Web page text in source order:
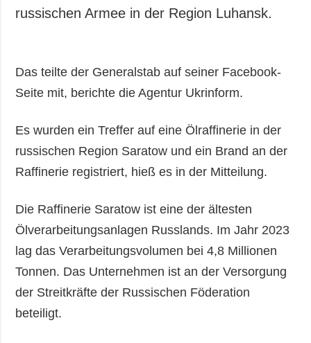
russischen Armee in der Region Luhansk.
Das teilte der Generalstab auf seiner Facebook-
Seite mit, berichte die Agentur Ukrinform.
Es wurden ein Treffer auf eine Ölraffinerie in der
russischen Region Saratow und ein Brand an der
Raffinerie registriert, hieß es in der Mitteilung.
Die Raffinerie Saratow ist eine der ältesten
Ölverarbeitungsanlagen Russlands. Im Jahr 2023
lag das Verarbeitungsvolumen bei 4,8 Millionen
Tonnen. Das Unternehmen ist an der Versorgung
der Streitkräfte der Russischen Föderation
beteiligt.